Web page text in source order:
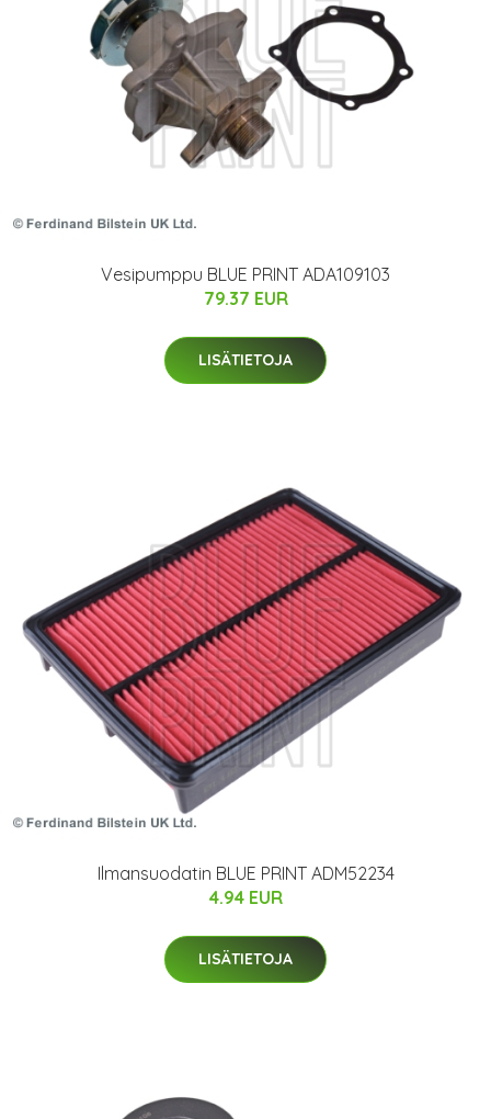
Vesipumppu BLUE PRINT ADA109103
79.37 EUR
LISÄTIETOJA
Ilmansuodatin BLUE PRINT ADM52234
4.94 EUR
LISÄTIETOJA